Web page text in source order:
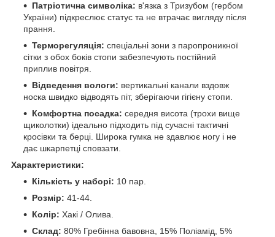
Патріотична символіка: в'язка з Тризубом (гербом
України) підкреслює статус та не втрачає вигляду після
прання.
Терморегуляція: спеціальні зони з паропроникної
сітки з обох боків стопи забезпечують постійний
приплив повітря.
Відведення вологи: вертикальні канали вздовж
носка швидко відводять піт, зберігаючи гігієну стопи.
Комфортна посадка: середня висота (трохи вище
щиколотки) ідеально підходить під сучасні тактичні
кросівки та берці. Широка гумка не здавлює ногу і не
дає шкарпетці сповзати.
Характеристики:
Кількість у наборі: 10 пар.
Розмір: 41-44.
Колір: Хакі / Олива.
Склад: 80% Гребінна бавовна, 15% Поліамід, 5%